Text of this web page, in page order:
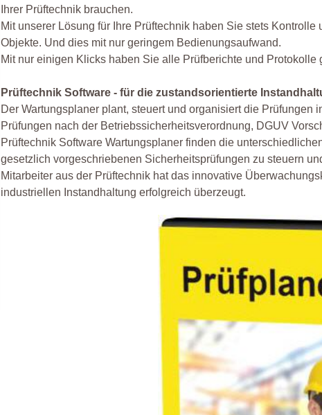
Ihrer Prüftechnik brauchen.
Mit unserer Lösung für Ihre Prüftechnik haben Sie stets
Objekte. Und dies mit nur geringem Bedienungsaufwand.
Mit nur einigen Klicks haben Sie alle Prüfberichte und Protokolle
Prüftechnik Software - für die zustandsorientierte
Der Wartungsplaner plant, steuert und organisiert die
Prüfungen nach der Betriebssicherheitsverordnung, DGUV
Prüftechnik Software Wartungsplaner finden die
gesetzlich vorgeschriebenen Sicherheitsprüfungen zu steuern
Mitarbeiter aus der Prüftechnik hat das innovative
industriellen Instandhaltung erfolgreich überzeugt.